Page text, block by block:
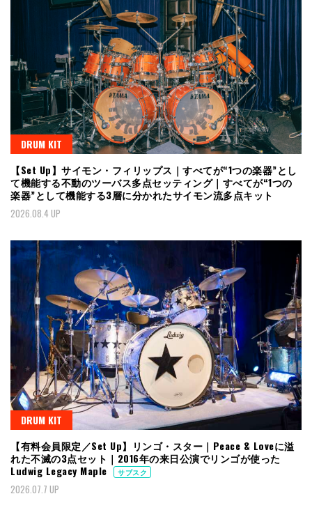
DRUM KIT
【Set Up】サイモン・フィリップス｜すべてが“1つの楽器”とし
て機能する不動のツーバス多点セッティング｜すべてが“1つの
楽器”として機能する3層に分かれたサイモン流多点キット
2026.08.4 UP
DRUM KIT
【有料会員限定／Set Up】リンゴ・スター｜Peace & Loveに溢
れた不滅の3点セット｜2016年の来日公演でリンゴが使った
Ludwig Legacy Maple
サブスク
2026.07.7 UP